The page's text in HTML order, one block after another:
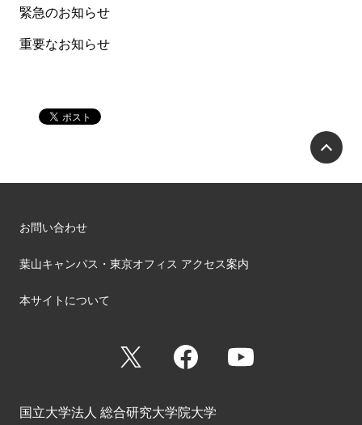
緊急のお知らせ
重要なお知らせ
お問い合わせ
葉山キャンパス・東京オフィス アクセス案内
本サイトについて
Facebook
国立大学法人 総合研究大学院大学